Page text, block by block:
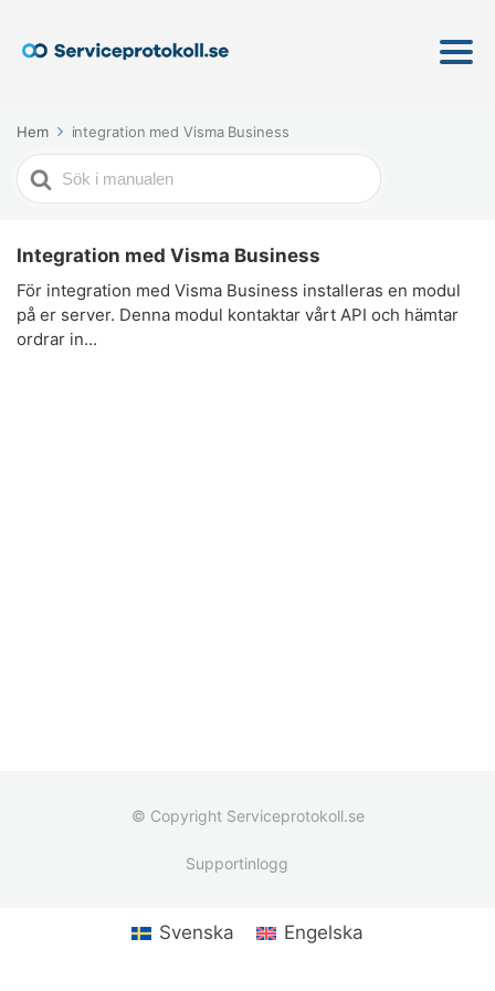
Hem integration med Visma Business
Söker
efter
Integration med Visma Business
För integration med Visma Business installeras en modul
på er server. Denna modul kontaktar vårt API och hämtar
ordrar in...
© Copyright Serviceprotokoll.se
Supportinlogg
Svenska Engelska